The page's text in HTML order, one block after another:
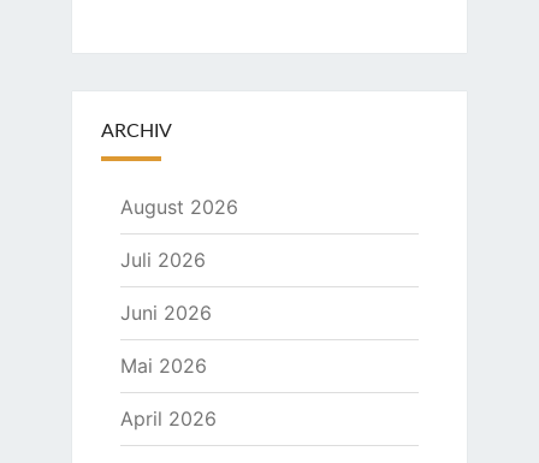
ARCHIV
August 2026
Juli 2026
Juni 2026
Mai 2026
April 2026